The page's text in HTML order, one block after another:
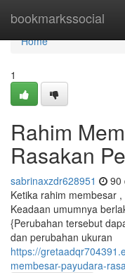
bookmarkssocial
Home
Home
1
Rahim
Rasakan
sabrinaxzdr628951 90
Ketika rahim membesar
Keadaan umumnya
{Perubahan tersebut
dan perubahan ukuran
https://
membesar-payudara-